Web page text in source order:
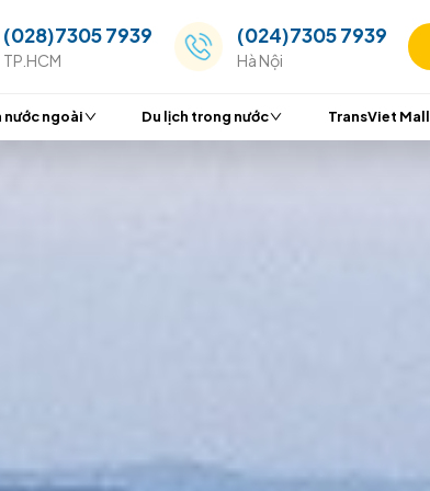
(028)7305 7939
Hà Nội
Du lịch nước ngoài Du lịch trong nước